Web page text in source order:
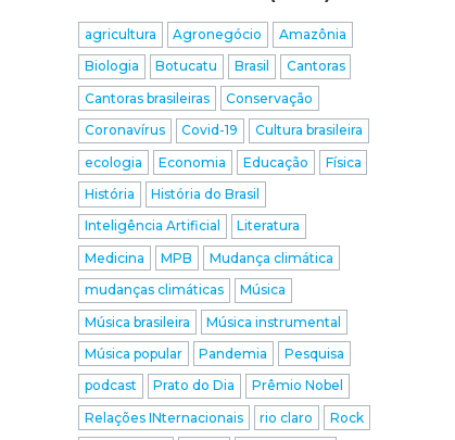
agricultura Agronegócio
Amazônia
Biologia
Botucatu Brasil
Cantoras
Cantoras brasileiras
Conservação
Coronavírus
Covid-19
Cultura brasileira
ecologia
Economia Educação
Física
História
História do Brasil
Inteligência Artificial
Literatura
Medicina
MPB
Mudança climática
mudanças climáticas
Música
Música brasileira
Música instrumental
Música popular
Pandemia
Pesquisa
podcast
Prato do Dia
Prêmio Nobel
Relações INternacionais
rio claro
Rock